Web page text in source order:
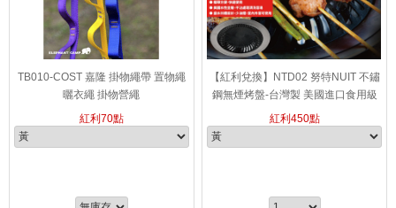
TB010-COST 嘉隆 掛物繩帶 置物繩
曬衣繩 掛物營繩
紅利70點
【紅利兌換】NTD02 努特NUIT 不鏽
鋼無煙烤盤-台灣製 美國進口食用級
不沾塗料 烤肉爐 韓國烤肉 中秋烤肉
紅利450點